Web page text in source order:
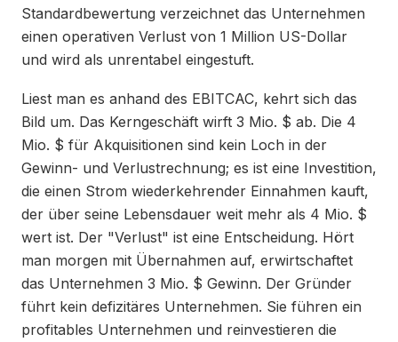
Standardbewertung verzeichnet das Unternehmen
einen operativen Verlust von 1 Million US-Dollar
und wird als unrentabel eingestuft.
Liest man es anhand des EBITCAC, kehrt sich das
Bild um. Das Kerngeschäft wirft 3 Mio. $ ab. Die 4
Mio. $ für Akquisitionen sind kein Loch in der
Gewinn- und Verlustrechnung; es ist eine Investition,
die einen Strom wiederkehrender Einnahmen kauft,
der über seine Lebensdauer weit mehr als 4 Mio. $
wert ist. Der "Verlust" ist eine Entscheidung. Hört
man morgen mit Übernahmen auf, erwirtschaftet
das Unternehmen 3 Mio. $ Gewinn. Der Gründer
führt kein defizitäres Unternehmen. Sie führen ein
profitables Unternehmen und reinvestieren die